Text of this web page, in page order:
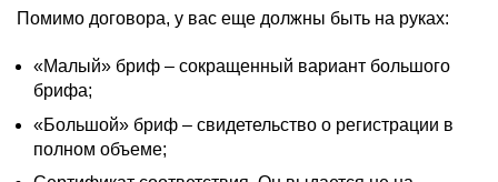
Помимо договора, у вас еще должны быть на руках:
«Малый» бриф – сокращенный вариант большого
брифа;
«Большой» бриф – свидетельство о регистрации в
полном объеме;